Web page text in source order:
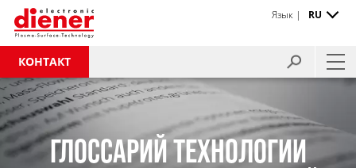
КОНТАКТ
Язык | RU
ГЛОССАРИЙ ТЕХНОЛОГИИ